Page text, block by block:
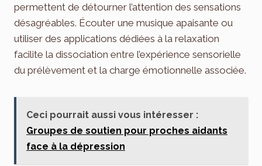
permettent de détourner l’attention des sensations
désagréables. Écouter une musique apaisante ou
utiliser des applications dédiées à la relaxation
facilite la dissociation entre l’expérience sensorielle
du prélèvement et la charge émotionnelle associée.
Ceci pourrait aussi vous intéresser :
Groupes de soutien pour proches aidants
face à la dépression